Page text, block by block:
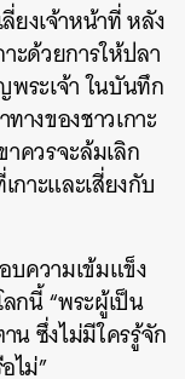
ยงเจ้าหน้าที่ หลัง
าะด้วยการให้ปลา
พระเจ้า ในบันทึก
างของชาวเกาะ
ควรจะล้มเลิก
กาะและเสี่ยงกับ
บความเข้มแข็ง
กนี้ “พระผู้เป็น
น ซึ่งไม่มีใครรู้จัก
ไม่”